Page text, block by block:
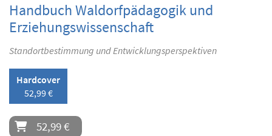
Handbuch Waldorfpädagogik und
Erziehungswissenschaft
Standortbestimmung und Entwicklungsperspektiven
Hardcover
52,99 €
52,99 €